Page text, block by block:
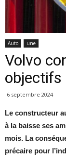
Auto une
Volvo
objectifs
6 septembre 2024
Le constructeur
à la baisse ses
mois. La
précaire pour